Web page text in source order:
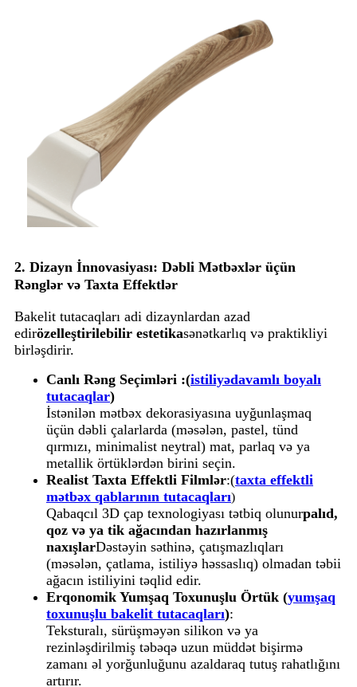
2. Dizayn İnnovasiyası: Dəbli Mətbəxlər üçün
Rənglər və Taxta Effektlər
Bakelit tutacaqları adi dizaynlardan azad
edirözelleştirilebilir estetikasənətkarlıq və praktikliyi
birləşdirir.
Canlı Rəng Seçimləri :(istiliyədavamlı boyalı
tutacaqlar)
İstənilən mətbəx dekorasiyasına uyğunlaşmaq
üçün dəbli çalarlarda (məsələn, pastel, tünd
qırmızı, minimalist neytral) mat, parlaq və ya
metallik örtüklərdən birini seçin.
Realist Taxta Effektli Filmlər:(taxta effektli
mətbəx qablarının tutacaqları)
Qabaqcıl 3D çap texnologiyası tətbiq olunurpalıd,
qoz və ya tik ağacından hazırlanmış
naxışlarDəstəyin səthinə, çatışmazlıqları
(məsələn, çatlama, istiliyə həssaslıq) olmadan təbii
ağacın istiliyini təqlid edir.
Erqonomik Yumşaq Toxunuşlu Örtük (yumşaq
toxunuşlu bakelit tutacaqları):
Teksturalı, sürüşməyən silikon və ya
rezinləşdirilmiş təbəqə uzun müddət bişirmə
zamanı əl yorğunluğunu azaldaraq tutuş rahatlığını
artırır.